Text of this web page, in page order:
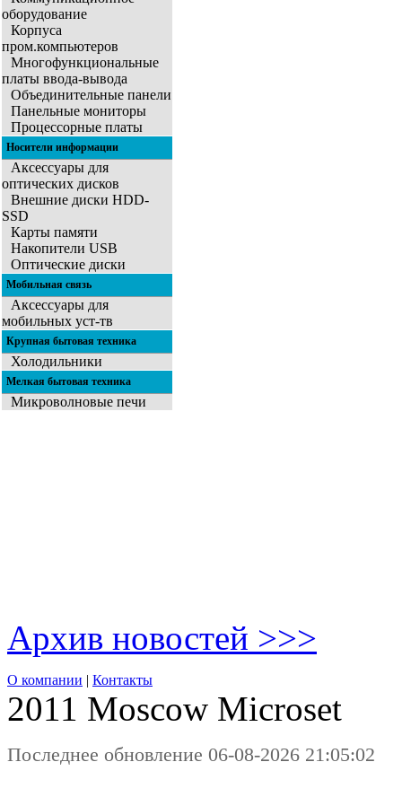
оборудование
Корпуса
пром.компьютеров
Многофункциональные
платы ввода-вывода
Объединительные панели
Панельные мониторы
Процессорные платы
Носители информации
Аксессуары для
оптических дисков
Внешние диски HDD-
SSD
Карты памяти
Накопители USB
Оптические диски
Мобильная связь
Аксессуары для
мобильных уст-тв
Крупная бытовая техника
Холодильники
Мелкая бытовая техника
Микроволновые печи
Архив новостей >>>
О компании | Контакты
2011 Moscow Microset
Последнее обновление 06-08-2026 21:05:02